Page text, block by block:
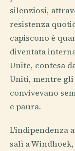
silenziosi,
resistenza
capiscono è
diventata
Unite, contesa
Uniti, mentre
convivevano
e paura.
L'indipendenza
salì a